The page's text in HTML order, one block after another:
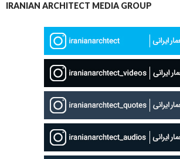
IRANIAN ARCHITECT MEDIA GROUP